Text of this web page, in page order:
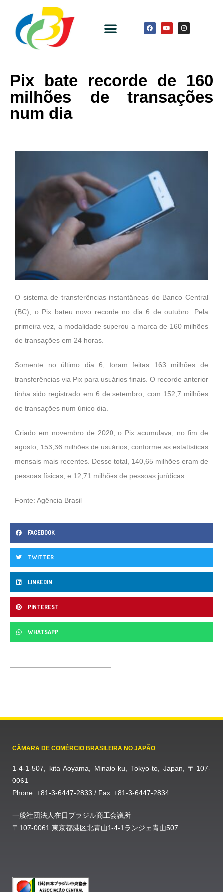
Pix bate recorde de 160
milhões de transações
num dia
O sistema de transferências instantâneas do Banco Central
(BC), o Pix bateu novo recorde no dia 6 de outubro. Pela
primeira vez, a modalidade superou a marca de 160 milhões
de transações em 24 horas.
Somente no último dia 6, foram feitas 163 milhões de
transferências via Pix para usuários finais. O recorde anterior
tinha sido registrado em 6 de setembro, com 152,7 milhões
de transações num único dia.
Criado em novembro de 2020, o Pix acumulava, no fim de
agosto, 153,36 milhões de usuários, conforme as estatísticas
mensais mais recentes. Desse total, 140,65 milhões eram de
pessoas físicas; e 12,71 milhões de pessoas jurídicas.
Fonte: Agência Brasil
FACEBOOK
TWITTER
LINKEDIN
PINTEREST
WHATSAPP
CÂMARA DE COMÉRCIO BRASILEIRA NO JAPÃO
1-4-1-507, kita Aoyama, Minato-ku, Tokyo-to, Japan, 〒107-
0061
Phone: +81-3-6447-2833 / Fax: +81-3-6447-2834
一般社団法人在日ブラジル商工会議所
〒107-0061 東京都港区北青山1-4-1ランジェ青山507